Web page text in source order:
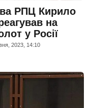
РПЦ Кирило
на
у Росії
2023, 14:10